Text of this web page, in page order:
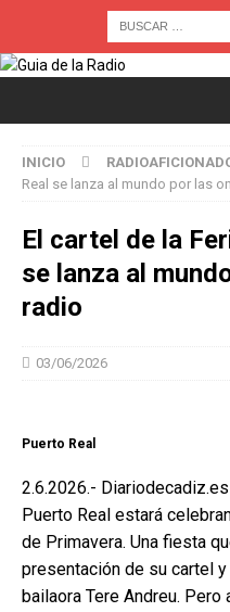
INICIO
Real se lanza al mundo por las
El cartel de la
se lanza al
radio
03/06/2026
Puerto Real
2.6.2026.-
Puerto Real estará
de Primavera. Una fiesta
presentación de su cartel
bailaora Tere Andreu.